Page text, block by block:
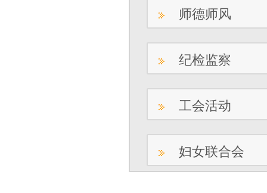
师德师风
纪检监察
工会活动
妇女联合会